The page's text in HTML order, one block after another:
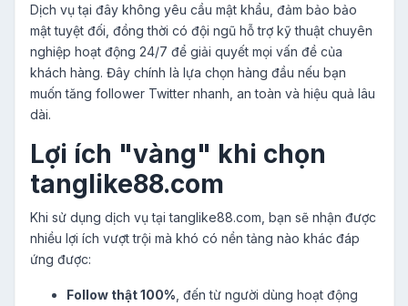
Dịch vụ tại đây không yêu cầu mật khẩu, đảm bảo bảo
mật tuyệt đối, đồng thời có đội ngũ hỗ trợ kỹ thuật chuyên
nghiệp hoạt động 24/7 để giải quyết mọi vấn đề của
khách hàng. Đây chính là lựa chọn hàng đầu nếu bạn
muốn tăng follower Twitter nhanh, an toàn và hiệu quả lâu
dài.
Lợi ích "vàng" khi chọn
tanglike88.com
Khi sử dụng dịch vụ tại tanglike88.com, bạn sẽ nhận được
nhiều lợi ích vượt trội mà khó có nền tảng nào khác đáp
ứng được:
Follow thật 100% , đến từ người dùng hoạt động